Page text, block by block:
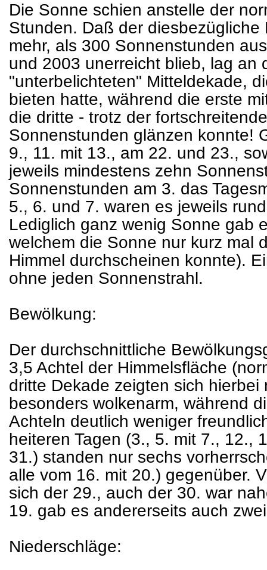
Die Sonne schien anstelle der
Stunden. Daß der diesbezügliche
mehr, als 300 Sonnenstunden
und 2003 unerreicht blieb, lag an
"unterbelichteten" Mitteldekade,
bieten hatte, während die erste
die dritte - trotz der
Sonnenstunden glänzen konnte!
9., 11. mit 13., am 22. und 23.,
jeweils mindestens zehn
Sonnenstunden am 3. das
5., 6. und 7. waren es jeweils
Lediglich ganz wenig Sonne gab
welchem die Sonne nur kurz mal
Himmel durchscheinen konnte).
ohne jeden Sonnenstrahl.
Bewölkung:
Der durchschnittliche
3,5 Achtel der Himmelsfläche
dritte Dekade zeigten sich hierbei
besonders wolkenarm, während
Achteln deutlich weniger
heiteren Tagen (3., 5. mit 7., 12.,
31.) standen nur sechs
alle vom 16. mit 20.) gegenüber.
sich der 29., auch der 30. war
19. gab es andererseits auch
Niederschläge: